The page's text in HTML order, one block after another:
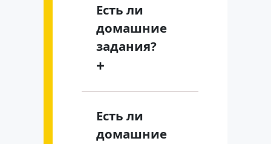
Есть ли
домашние
задания?
+
Есть ли
домашние